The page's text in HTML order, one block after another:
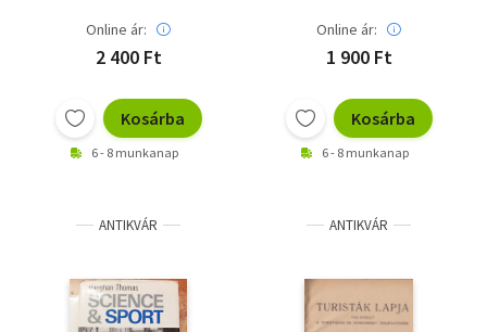
Online ár:
2 400 Ft
Kosárba
6 - 8 munkanap
Online ár:
1 900 Ft
Kosárba
6 - 8 munkanap
ANTIKVÁR ANTIKVÁR